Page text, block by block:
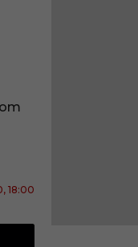
, 18:00